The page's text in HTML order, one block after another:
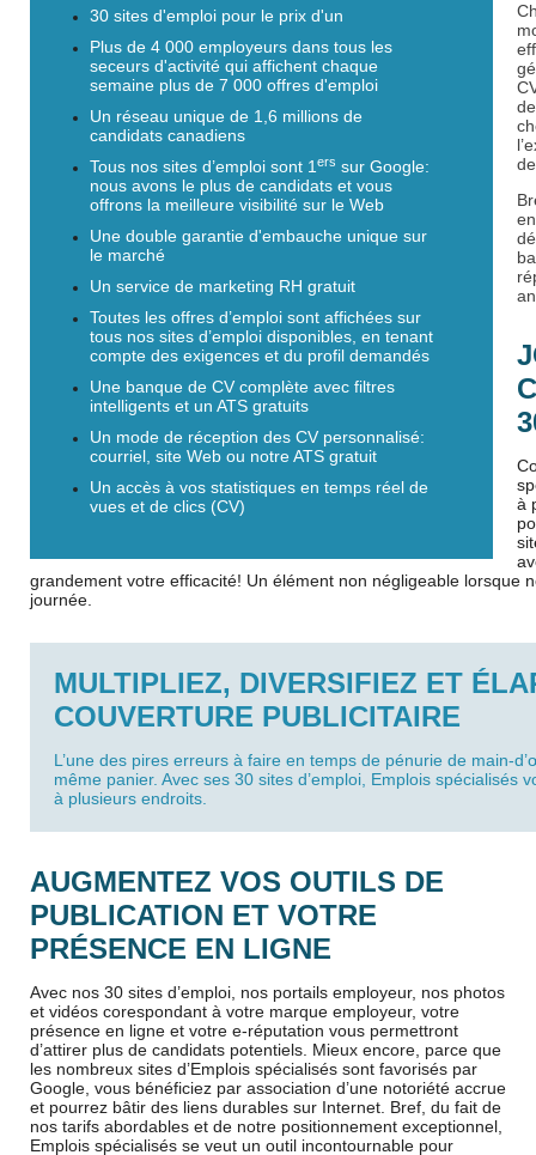
30 sites d'emploi pour le prix d'un
Plus de 4 000 employeurs dans tous les
seceurs d'activité qui affichent chaque
semaine plus de 7 000 offres d'emploi
Un réseau unique de 1,6 millions de
candidats canadiens
Tous nos sites d’emploi sont 1 ers sur Google:
nous avons le plus de candidats et vous
offrons la meilleure visibilité sur le Web
Une double garantie d'embauche unique sur
le marché
Un service de marketing RH gratuit
Toutes les offres d’emploi sont affichées sur
tous nos sites d’emploi disponibles, en tenant
compte des exigences et du profil demandés
Une banque de CV complète avec filtres
intelligents et un ATS gratuits
Un mode de réception des CV personnalisé:
courriel, site Web ou notre ATS gratuit
Un accès à vos statistiques en temps réel de
vues et de clics (CV)
à
grandement votre efficacité! Un élément non négligeable lorsque
journée.
MULTIPLIEZ, DIVERSIFIEZ ET
COUVERTURE PUBLICITAIRE
L’une des pires erreurs à faire en temps de pénurie de main-
même panier. Avec ses 30 sites d’emploi, Emplois spécialisés
à plusieurs endroits.
AUGMENTEZ VOS OUTILS DE
PUBLICATION ET VOTRE
PRÉSENCE EN LIGNE
Avec nos 30 sites d’emploi, nos portails employeur, nos photos
et vidéos corespondant à votre marque employeur, votre
présence en ligne et votre e-réputation vous permettront
d’attirer plus de candidats potentiels. Mieux encore, parce que
les nombreux sites d’Emplois spécialisés sont favorisés par
Google, vous bénéficiez par association d’une notoriété accrue
et pourrez bâtir des liens durables sur Internet. Bref, du fait de
nos tarifs abordables et de notre positionnement exceptionnel,
Emplois spécialisés se veut un outil incontournable pour